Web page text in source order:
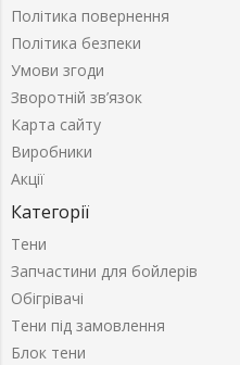
Політика повернення
Політика безпеки
Умови згоди
Зворотній зв’язок
Карта сайту
Виробники
Акції
Категорії
Тени
Запчастини для бойлерів
Обігрівачі
Тени під замовлення
Блок тени